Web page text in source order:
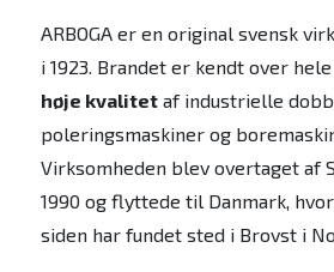
ARBOGA er en original svensk
i 1923. Brandet er kendt over
høje kvalitetaf industrielle
poleringsmaskiner og
Virksomheden blev overtaget af
1990 og flyttede til Danmark,
siden har fundet sted i Brovst i